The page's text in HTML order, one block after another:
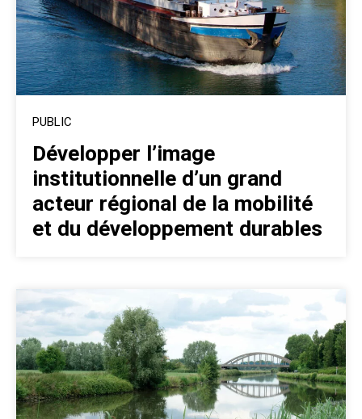
PUBLIC
Développer l’image
institutionnelle d’un grand
acteur régional de la mobilité
et du développement durables